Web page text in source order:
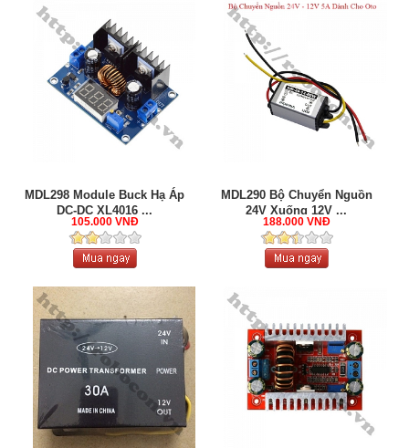
MDL298 Module Buck Hạ Áp
DC-DC XL4016 ...
105.000 VNĐ
MDL290 Bộ Chuyển Nguồn
24V Xuống 12V ...
188.000 VNĐ